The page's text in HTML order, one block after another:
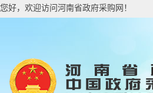
您好，欢迎访问河南省政府采购网！